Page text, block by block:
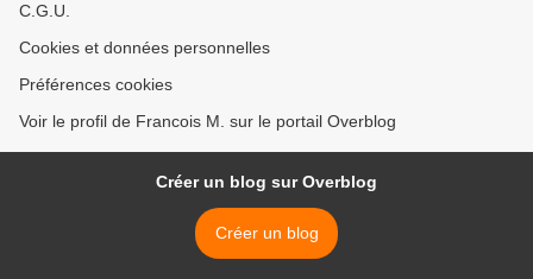
C.G.U.
Cookies et données personnelles
Préférences cookies
Voir le profil de Francois M. sur le portail Overblog
Créer un blog sur Overblog
Créer un blog